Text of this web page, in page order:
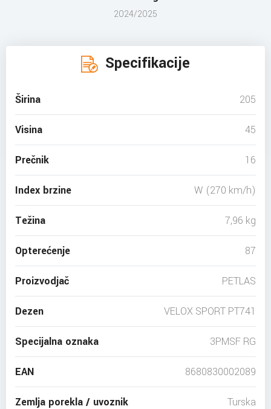
2024/2025
Specifikacije
Širina 205
Visina 45
Prečnik 16
Index brzine W (270 km/h)
Težina 7,96 kg
Opterećenje 87
Proizvodjač PETLAS
Dezen VELOX SPORT PT741
Specijalna oznaka 3PMSF RG
EAN 8680830002089
Zemlja porekla / uvoznik Turska